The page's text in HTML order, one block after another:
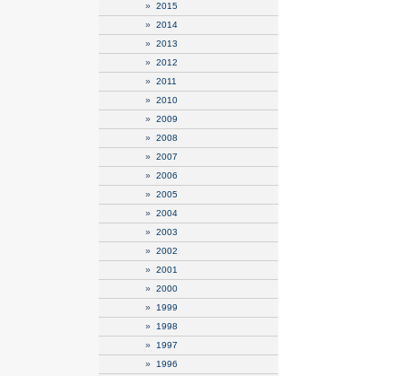
» 2015
» 2014
» 2013
» 2012
» 2011
» 2010
» 2009
» 2008
» 2007
» 2006
» 2005
» 2004
» 2003
» 2002
» 2001
» 2000
» 1999
» 1998
» 1997
» 1996